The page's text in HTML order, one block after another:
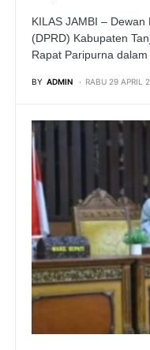
KILAS JAMBI –
(DPRD) Kabupaten
Rapat Paripurna
BY ADMIN RABU 29 APRIL